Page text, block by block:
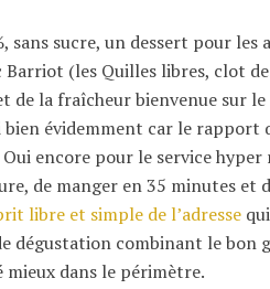
sans sucre, un dessert pour les
(les Quilles libres, clot
de la fraîcheur bienvenue sur le
bien évidemment car le
encore pour le service hyper
de manger en 35 minutes et
libre et simple de l’adresse
dégustation combinant le bon
mieux dans le périmètre.